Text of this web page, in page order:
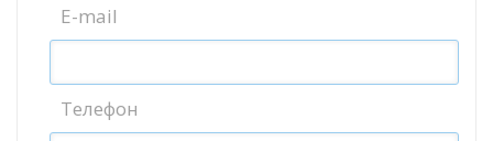
E-mail
Телефон